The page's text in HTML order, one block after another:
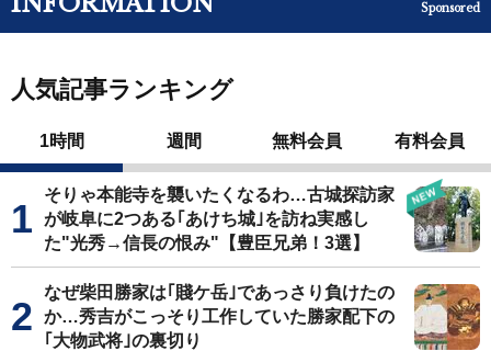
Sponsored
人気記事ランキング
1時間 週間 無料会員 有料会員
そりゃ本能寺を襲いたくなるわ…古城探訪家
が岐阜に2つある｢あけち城｣を訪ね実感し
た"光秀→信長の恨み"【豊臣兄弟！3選】
なぜ柴田勝家は｢賤ケ岳｣であっさり負けたの
か…秀吉がこっそり工作していた勝家配下の
｢大物武将｣の裏切り